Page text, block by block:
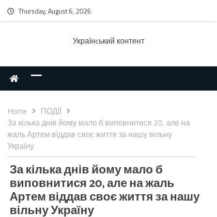
Thursday, August 6, 2026
Українcький контент
Home
ПОДІЇ
За кілька днів йому мало б виповнитися 20, але на
жаль Артем віддав своє життя за нашу вільну
Україну
За кілька днів йому мало б
виповнитися 20, але на жаль
Артем віддав своє життя за нашу
вільну Україну